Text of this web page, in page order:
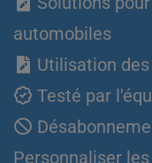
automobiles
Utilisation
Testé par
Personnaliser